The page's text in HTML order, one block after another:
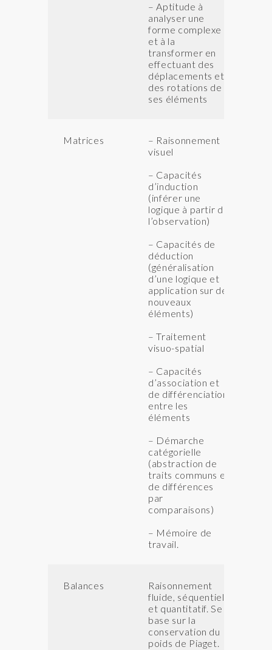
– Aptitude à
analyser une
forme complexe
et à la
transformer en
effectuant des
déplacements et
des rotations de
ses éléments
Matrices
– Raisonnement
visuel
– Capacités
d’induction
(inférer une
logique à partir de
l’observation)
– Capacités de
déduction
(généralisation
d’une logique et
application sur de
nouveaux
éléments)
– Traitement
visuo-spatial
– Capacités
d’association et
de différenciation
entre les
éléments
– Démarche
catégorielle
(abstraction de
traits communs et
de différences
par
comparaisons)
– Mémoire de
travail.
Balances
Raisonnement
fluide, séquentiel
et quantitatif. Se
base sur la
conservation du
poids de Piaget.